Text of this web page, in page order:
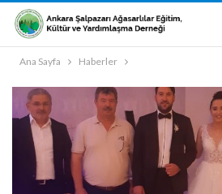
Ana Sayfa Haberler